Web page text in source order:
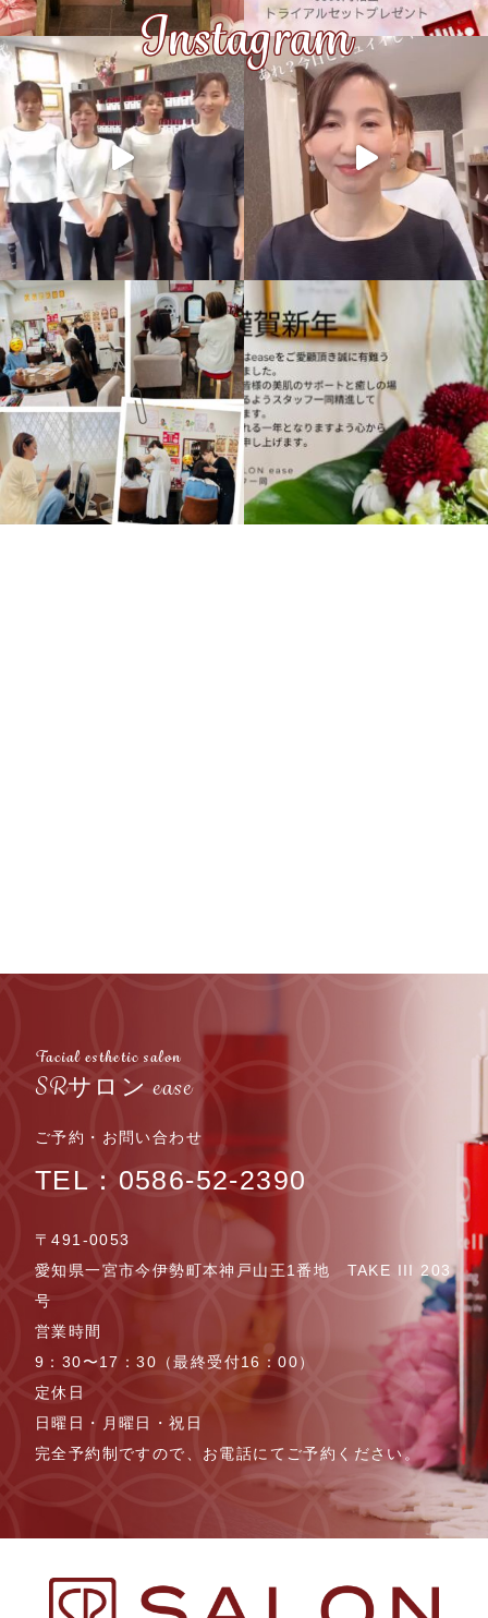
Instagram
Facial esthetic salon
SRサロン ease
ご予約・お問い合わせ
TEL：0586-52-2390
〒491-0053
愛知県一宮市今伊勢町本神戸山王1番地 TAKE III 203
号
営業時間
9：30〜17：30（最終受付16：00）
定休日
日曜日・月曜日・祝日
完全予約制ですので、お電話にてご予約ください。